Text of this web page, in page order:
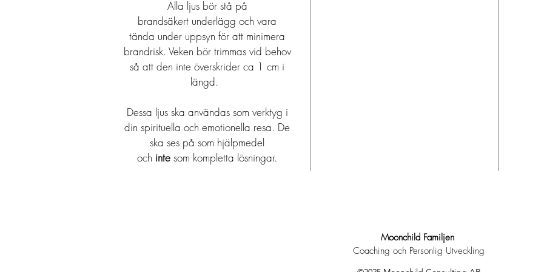
Alla ljus bör stå på
brandsäkert underlägg och vara
tända under uppsyn för att minimera
brandrisk. Veken bör trimmas vid behov
så att den inte överskrider ca 1 cm i
längd.
Dessa ljus ska användas som verktyg i
din spirituella och emotionella resa. De
ska ses på som hjälpmedel
och inte som kompletta lösningar.
Moonchild Familjen
Coaching och Personlig Utveckling